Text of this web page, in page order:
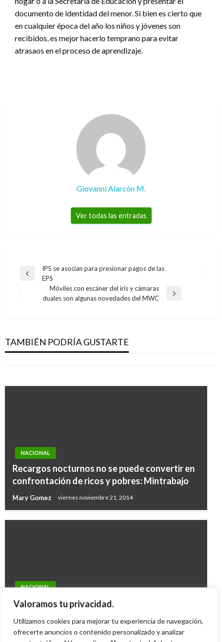
Valoramos tu privacidad.
Utilizamos cookies para mejorar tu experiencia de navegación,
ofrecerte anuncios o contenido personalizado y analizar
documento de identidad del menor. Si bien es cierto que
en cualquier época del año los niños y jóvenes son
recibidos, es mejor hacerlo temprano para evitar
atrasaos en el proceso de aprendizaje.
Giovanni Alarcón M.
Ver todas las entradas
Navegación
entradas
Entrada
IPS se asocian para presionar pagos de las
EPS
Entrada
Móviles con escáner del iris y cámaras
duales son algunas novedades del MWC
TAMBIÉN PODRÍA GUSTARTE
cubiertos por los programas sociales
Ariel Cabrera jueves junio 4, 2020
Presidente Duque propondrá a la CAN
replantear manejo de las relaciones agrícolas
NACIONAL
Recargos nocturnos no se puede convertir en
confrontación de ricos y pobres: Mintrabajo
Mary Gomez viernes noviembre 21, 2014
NACIONAL
Asesinados dos colombianos en cárcel de
Geovany Quintero Gómez martes enero 3, 2012